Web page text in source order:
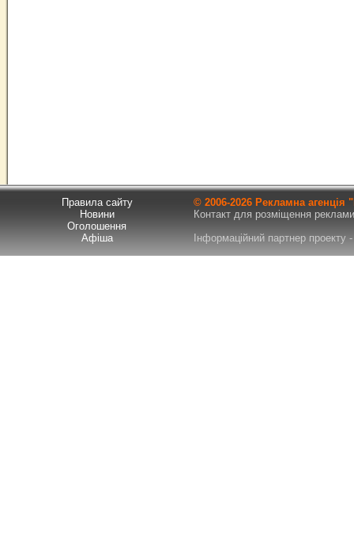
Правила сайту
Новини
Оголошення
Афіша
© 2006-2026 Рекламна
Контакт для розміщення
Інформаційний партнер проекту